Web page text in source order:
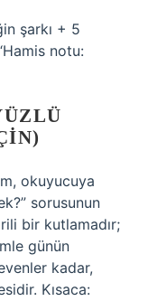
şarkı + 5
notu:
okuyucuya
sorusunun
bir kutlamadır;
günün
kadar,
Kısaca: